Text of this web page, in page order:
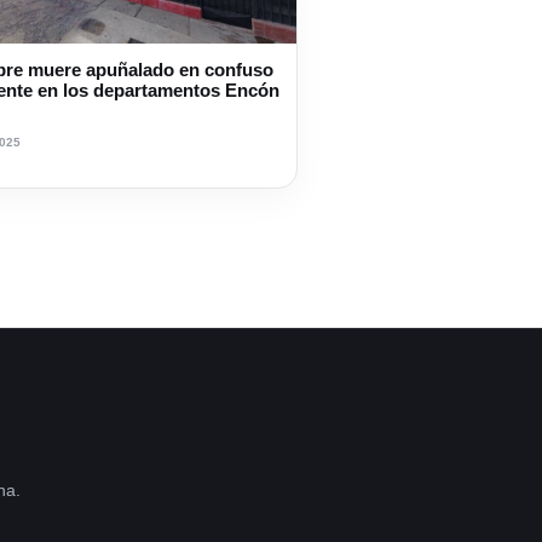
muere apuñalado en confuso
en los departamentos Encón